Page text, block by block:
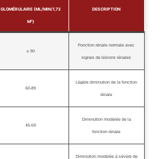
GLOMÉRULAIRE (ML/MIN/1,73
M²)
DESCRIPTION
≥ 90
Fonction rénale normale avec
signes de lésions rénales
60-89
Légère diminution de la fonction
rénale
45-59
Diminution modérée de la
fonction rénale
Diminution modérée à sévère de